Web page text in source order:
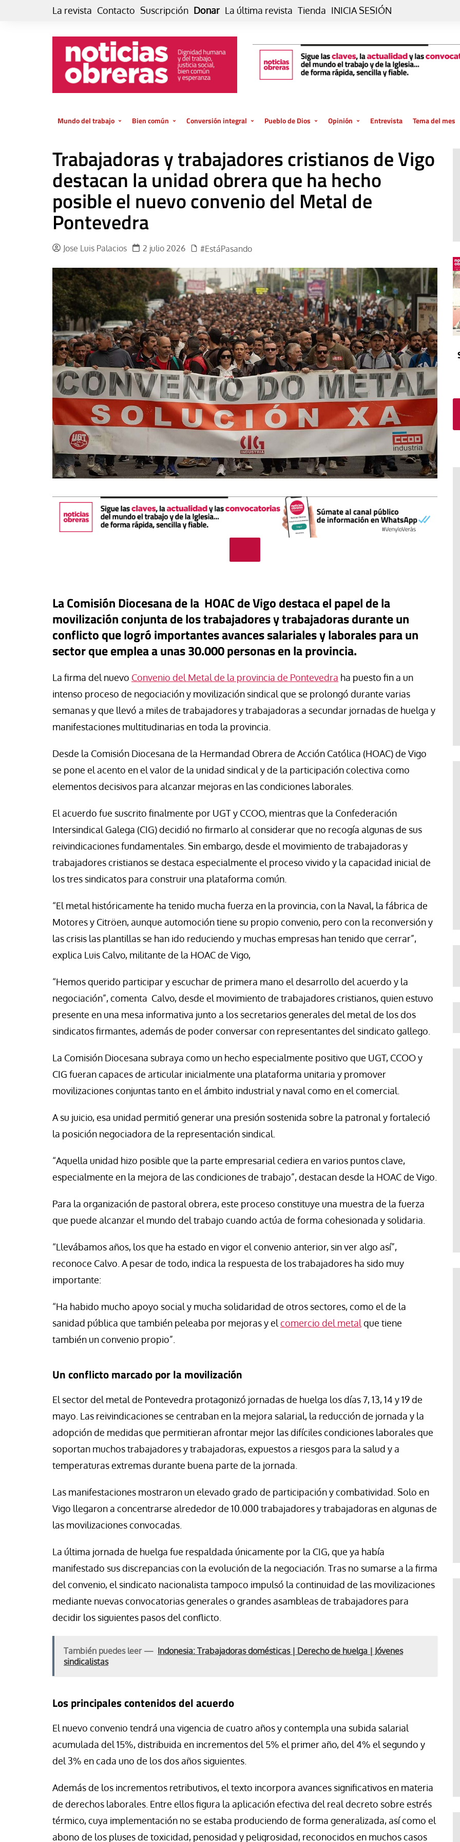
La revista Contacto Suscripción Donar La última revista Tienda INICIA SESIÓN
Mundo del trabajo
El trabajo es para la vida
GlobalizAcción
INFOR. Boletín informativo del
MMTC
Laboral
Los empobrecidos por el
mundo
Radio — Mundo obrero hoy
Vidas precarias
Bien común
Economía
Conversión integral
de vida… es posible
El cuidado de la creación
Experiencia
Cultura
Aplicaciones
Música
Poesía
Relato
Pueblo de Dios
La oración de cada día
Vaticano
El termómetro
Opinión
Blog De paso…
Blog Eutopía
Blog El Evangelio del trabajo
Blog Sembrando sueños,
recogiendo humanidad
Blog Mensajes guardados
La columna
Entrevista Tema del mes
Trabajadoras y trabajadores cristianos de Vigo
destacan la unidad obrera que ha hecho
posible el nuevo convenio del Metal de
Pontevedra
Jose Luis Palacios 2 julio 2026 #EstáPasando
La Comisión Diocesana de la HOAC de Vigo destaca el papel de la
movilización conjunta de los trabajadores y trabajadoras durante un
conflicto que logró importantes avances salariales y laborales para un
sector que emplea a unas 30.000 personas en la provincia.
La firma del nuevo Convenio del Metal de la provincia de Pontevedra ha puesto fin a un
intenso proceso de negociación y movilización sindical que se prolongó durante varias
semanas y que llevó a miles de trabajadores y trabajadoras a secundar jornadas de huelga y
manifestaciones multitudinarias en toda la provincia.
Desde la Comisión Diocesana de la Hermandad Obrera de Acción Católica (HOAC) de Vigo
se pone el acento en el valor de la unidad sindical y de la participación colectiva como
elementos decisivos para alcanzar mejoras en las condiciones laborales.
El acuerdo fue suscrito finalmente por UGT y CCOO, mientras que la Confederación
Intersindical Galega (CIG) decidió no firmarlo al considerar que no recogía algunas de sus
reivindicaciones fundamentales. Sin embargo, desde el movimiento de trabajadoras y
trabajadores cristianos se destaca especialmente el proceso vivido y la capacidad inicial de
los tres sindicatos para construir una plataforma común.
“El metal históricamente ha tenido mucha fuerza en la provincia, con la Naval, la fábrica de
Motores y Citröen, aunque automoción tiene su propio convenio, pero con la reconversión y
las crisis las plantillas se han ido reduciendo y muchas empresas han tenido que cerrar”,
explica Luis Calvo, militante de la HOAC de Vigo,
“Hemos querido participar y escuchar de primera mano el desarrollo del acuerdo y la
negociación”, comenta Calvo, desde el movimiento de trabajadores cristianos, quien estuvo
presente en una mesa informativa junto a los secretarios generales del metal de los dos
sindicatos firmantes, además de poder conversar con representantes del sindicato gallego.
La Comisión Diocesana subraya como un hecho especialmente positivo que UGT, CCOO y
CIG fueran capaces de articular inicialmente una plataforma unitaria y promover
movilizaciones conjuntas tanto en el ámbito industrial y naval como en el comercial.
A su juicio, esa unidad permitió generar una presión sostenida sobre la patronal y fortaleció
la posición negociadora de la representación sindical.
“Aquella unidad hizo posible que la parte empresarial cediera en varios puntos clave,
especialmente en la mejora de las condiciones de trabajo”, destacan desde la HOAC de Vigo.
Para la organización de pastoral obrera, este proceso constituye una muestra de la fuerza
que puede alcanzar el mundo del trabajo cuando actúa de forma cohesionada y solidaria.
“Llevábamos años, los que ha estado en vigor el convenio anterior, sin ver algo así”,
reconoce Calvo. A pesar de todo, indica la respuesta de los trabajadores ha sido muy
importante:
“Ha habido mucho apoyo social y mucha solidaridad de otros sectores, como el de la
sanidad pública que también peleaba por mejoras y el comercio del metal que tiene
también un convenio propio”.
Un conflicto marcado por la movilización
El sector del metal de Pontevedra protagonizó jornadas de huelga los días 7, 13, 14 y 19 de
mayo. Las reivindicaciones se centraban en la mejora salarial, la reducción de jornada y la
adopción de medidas que permitieran afrontar mejor las difíciles condiciones laborales que
soportan muchos trabajadores y trabajadoras, expuestos a riesgos para la salud y a
temperaturas extremas durante buena parte de la jornada.
Las manifestaciones mostraron un elevado grado de participación y combatividad. Solo en
Vigo llegaron a concentrarse alrededor de 10.000 trabajadores y trabajadoras en algunas de
las movilizaciones convocadas.
La última jornada de huelga fue respaldada únicamente por la CIG, que ya había
manifestado sus discrepancias con la evolución de la negociación. Tras no sumarse a la firma
del convenio, el sindicato nacionalista tampoco impulsó la continuidad de las movilizaciones
mediante nuevas convocatorias generales o grandes asambleas de trabajadores para
decidir los siguientes pasos del conflicto.
También puedes leer — Indonesia: Trabajadoras domésticas | Derecho de huelga | Jóvenes
sindicalistas
Los principales contenidos del acuerdo
El nuevo convenio tendrá una vigencia de cuatro años y contempla una subida salarial
acumulada del 15%, distribuida en incrementos del 5% el primer año, del 4% el segundo y
del 3% en cada uno de los dos años siguientes.
Además de los incrementos retributivos, el texto incorpora avances significativos en materia
de derechos laborales. Entre ellos figura la aplicación efectiva del real decreto sobre estrés
térmico, cuya implementación no se estaba produciendo de forma generalizada, así como el
abono de los pluses de toxicidad, penosidad y peligrosidad, reconocidos en muchos casos
Canarias reclama una
urgente para proteger
Luis Palacios
Libro Revista de Verano
dulzura y la paz
Paco (Quisco) Vicente
El cuidado de la creación
El olor de la paz
Araceli Caballero